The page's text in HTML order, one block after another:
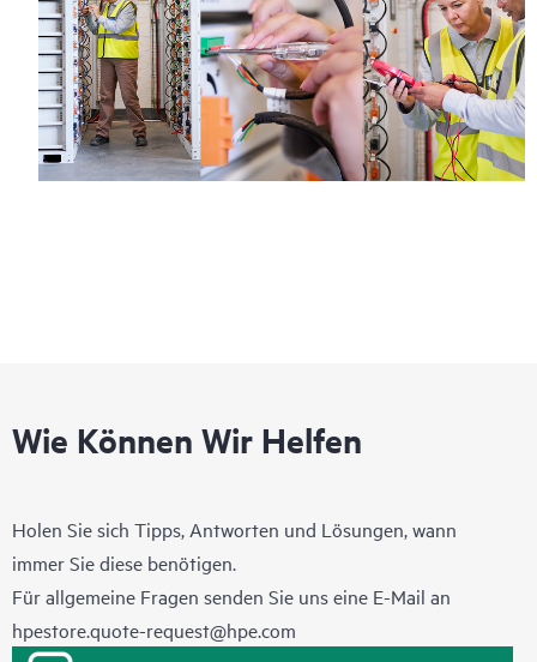
Wie Können Wir Helfen
Holen Sie sich Tipps, Antworten und Lösungen, wann
immer Sie diese benötigen.
Für allgemeine Fragen senden Sie uns eine E-Mail an
hpestore.quote-request@hpe.com